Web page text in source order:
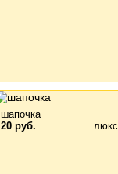
шапочка
люкс
20 руб.